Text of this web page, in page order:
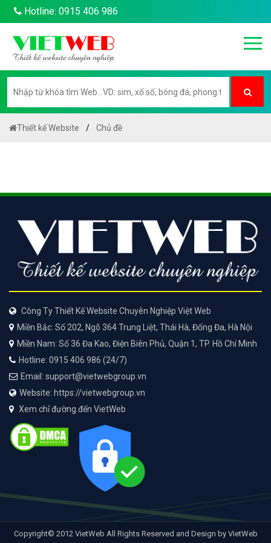
Hotline: 0915 406 986
Thiết kế Website Chủ đề
Công Ty Thiết Kế Website Chuyên Nghiệp Việt Web
Miền Bắc: Số 202, Ngõ 364 Trung Liệt, Thái Hà, Đống Đa, Hà Nội
Miền Nam: Số 36 Đa Kao, Điện Biên Phủ, Quận 1, TP. Hồ Chí Minh
Hotline: 0915 406 986 (24/7)
Email: support@vietwebgroup.vn
Website: https://vietwebgroup.vn
Xem chỉ đường đến VietWeb
Copyright© 2012 VietWeb All Rights Reserved and Design by VietWeb